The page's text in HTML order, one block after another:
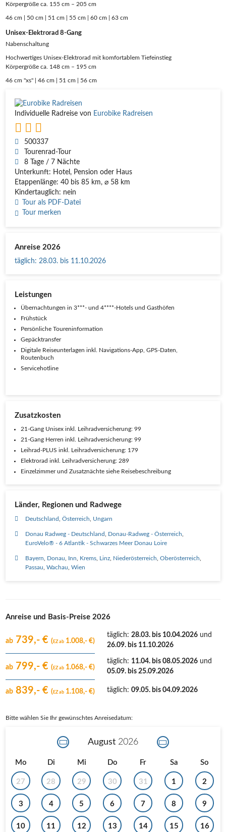
Körpergröße ca. 155 cm – 205 cm
46 cm | 50 cm | 51 cm | 55 cm | 60 cm | 63 cm
Unisex-Elektrorad 8-Gang
Nabenschaltung
Hochwertiges Unisex-Elektrorad mit komfortablem Tiefeinstieg
Körpergröße ca. 148 cm – 195 cm
46 cm "xs" | 46 cm | 51 cm | 56 cm
Individuelle Radreise von Eurobike Radreisen
500337
Tourenrad-Tour
8 Tage / 7 Nächte
Unterkunft: Hotel, Pension oder Haus
Etappenlänge: 40 bis 85 km, ⌀ 58 km
Kindertauglich: nein
Tour als PDF-Datei
Tour merken
Anreise 2026
täglich: 28.03. bis 11.10.2026
Leistungen
Übernachtungen in 3***- und 4****-Hotels und Gasthöfen
Frühstück
Persönliche Toureninformation
Gepäcktransfer
Digitale Reiseunterlagen inkl. Navigations-App, GPS-Daten,
Routenbuch
Servicehotline
Zusatzkosten
21-Gang Unisex inkl. Leihradversicherung: 99
21-Gang Herren inkl. Leihradversicherung: 99
Leihrad-PLUS inkl. Leihradversicherung: 179
Elektrorad inkl. Leihradversicherung: 289
Einzelzimmer und Zusatznächte siehe Reisebeschreibung
Länder, Regionen und Radwege
Deutschland Österreich Ungarn
Donau Radweg - Deutschland
Donau-Radweg - Österreich
EuroVelo® - 6 Atlantik - Schwarzes Meer Donau Loire
Bayern Donau Inn Krems Linz Niederösterreich Oberösterreich
Passau Wachau Wien
Anreise und Basis-Preise 2026
ab 739,- € (EZ ab 1.008,- €)
täglich: 28.03. bis 10.04.2026 und
26.09. bis 11.10.2026
ab 799,- € (EZ ab 1.068,- €)
täglich: 11.04. bis 08.05.2026 und
05.09. bis 25.09.2026
ab 839,- € (EZ ab 1.108,- €) täglich: 09.05. bis 04.09.2026
Bitte wählen Sie Ihr gewünschtes Anreisedatum:
August 2026
Mo Di Mi Do Fr Sa So
27 28 29 30 31 1 2
3 4 5 6 7 8 9
10 11 12 13 14 15 16